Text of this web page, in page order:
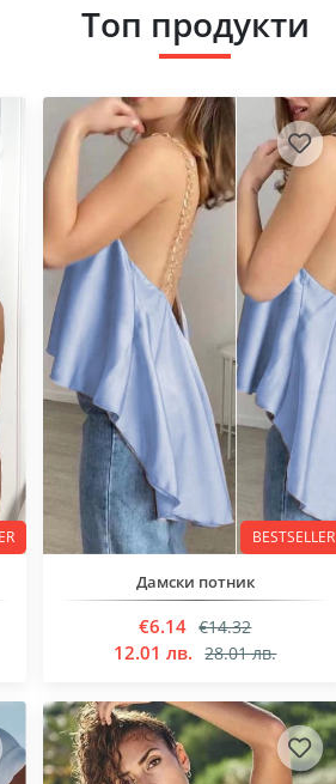
Топ продукти
BESTSELLER
Дамски потник
€6.14 €14.32
12.01 лв. 28.01 лв.